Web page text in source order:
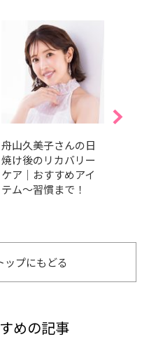
舟山久美子さんの日
焼け後のリカバリー
ケア｜おすすめアイ
テム～習慣まで！
ップにもどる
めの記事